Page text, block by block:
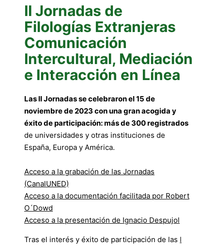
II Jornadas de
Filologías Extranjeras
Comunicación
Intercultural, Mediación
e Interacción en Línea
Las II Jornadas se celebraron el 15 de
noviembre de 2023 con una gran acogida y
éxito de participación: más de 300 registrados
de universidades y otras instituciones de
España, Europa y América.
Acceso a la grabación de las Jornadas
(CanalUNED)
Acceso a la documentación facilitada por Robert
O´Dowd
Acceso a la presentación de Ignacio Despujol
Tras el interés y éxito de participación de las I